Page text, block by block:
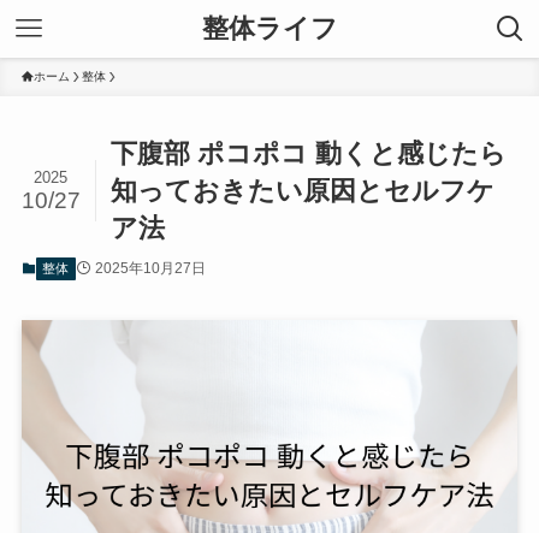
整体ライフ
ホーム 整体
下腹部 ポコポコ 動くと感じたら
知っておきたい原因とセルフケ
ア法
2025
10/27
整体 2025年10月27日